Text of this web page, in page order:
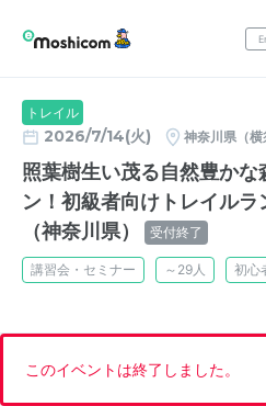
トレイル
2026/7/14(火) 神奈川県（横
照葉樹生い茂る自然豊かな
ン！初級者向けトレイル
（神奈川県）
受付終了
講習会・セミナー ～29人 初心
このイベントは終了しました。